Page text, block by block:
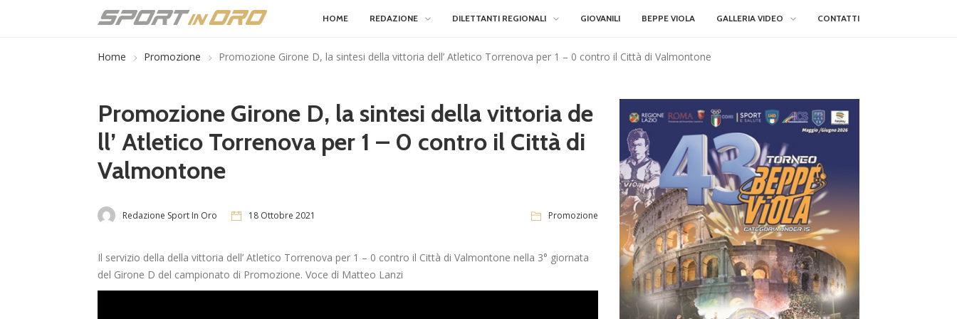
HOME REDAZIONE DILETTANTI REGIONALI GIOVANILI BEPPE VIOLA GALLERIA VIDEO CONTATTI
Home Promozione Promozione Girone D, la sintesi della vittoria dell’ Atletico Torrenova per 1 – 0 contro il Città di Valmontone
Promozione Girone D, la sintesi della vittoria de
ll’ Atletico Torrenova per 1 – 0 contro il Città di
Valmontone
Redazione Sport In Oro 18 Ottobre 2021 Promozione
Il servizio della della vittoria dell’ Atletico Torrenova per 1 – 0 contro il Città di Valmontone nella 3° giornata
del Girone D del campionato di Promozione. Voce di Matteo Lanzi